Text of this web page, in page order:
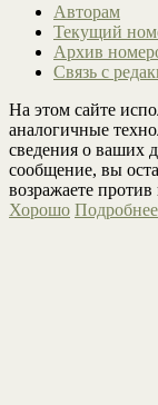
Авторам
Текущий
Архив
Связь с
На этом сайте
аналогичные
сведения о ваших
сообщение, вы
возражаете
Хорошо Подробнее